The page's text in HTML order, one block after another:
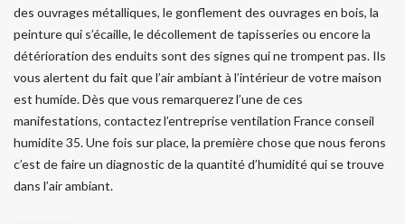
des ouvrages métalliques, le gonflement des ouvrages en bois, la
peinture qui s’écaille, le décollement de tapisseries ou encore la
détérioration des enduits sont des signes qui ne trompent pas. Ils
vous alertent du fait que l’air ambiant à l’intérieur de votre maison
est humide. Dès que vous remarquerez l’une de ces
manifestations, contactez l’entreprise ventilation France conseil
humidite 35. Une fois sur place, la première chose que nous ferons
c’est de faire un diagnostic de la quantité d’humidité qui se trouve
dans l’air ambiant.